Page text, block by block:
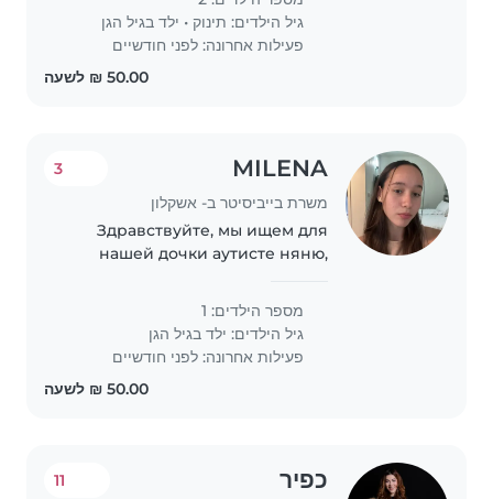
ועם הקטנה בת שנה..
גיל הילדים: תינוק • ילד בגיל הגן
פעילות אחרונה: לפני חודשיים
MILENA
משרת בייביסיטר ב- אשקלון
3
Здравствуйте, мы ищем для
нашей дочки аутисте няню,
такими детьми ❤️
מספר הילדים: 1
גיל הילדים: ילד בגיל הגן
פעילות אחרונה: לפני חודשיים
כפיר 11